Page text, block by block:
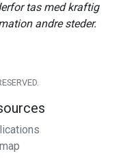
tas med kraftig
andre steder.